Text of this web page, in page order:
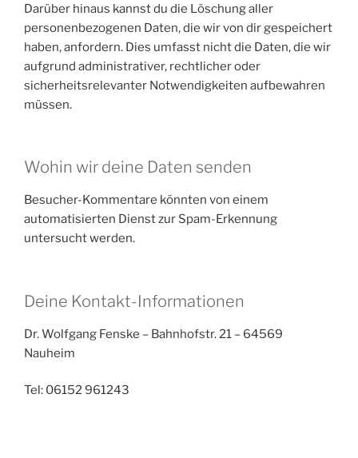
Darüber hinaus kannst du die Löschung aller
personenbezogenen Daten, die wir von dir gespeichert
haben, anfordern. Dies umfasst nicht die Daten, die wir
aufgrund administrativer, rechtlicher oder
sicherheitsrelevanter Notwendigkeiten aufbewahren
müssen.
Wohin wir deine Daten senden
Besucher-Kommentare könnten von einem
automatisierten Dienst zur Spam-Erkennung
untersucht werden.
Deine Kontakt-Informationen
Dr. Wolfgang Fenske – Bahnhofstr. 21 – 64569
Nauheim
Tel: 06152 961243